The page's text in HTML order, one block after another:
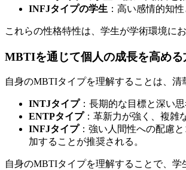
INFJタイプの学生 ：高い感情的知
これらの性格特性は、学生が学術環境に
MBTIを通じて個人の成長を高める
自身のMBTIタイプを理解することは、
INTJタイプ：長期的な目標と深い
ENTPタイプ：革新力が強く、複雑
INFJタイプ：強い人間性への配慮
加することが推奨される。
自身のMBTIタイプを理解することで、